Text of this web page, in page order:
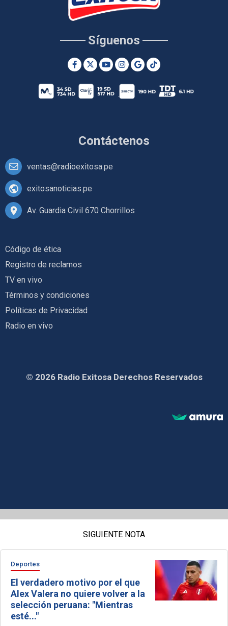
Contáctenos
ventas@radioexitosa.pe
exitosanoticias.pe
Av. Guardia Civil 670 Chorrillos
Síguenos
Código de ética
Registro de reclamos
TV en vivo
Términos y condiciones
Políticas de Privacidad
Radio en vivo
© 2026 Radio Exitosa Derechos Reservados
SIGUIENTE NOTA
Deportes
El verdadero motivo por el que
Alex Valera no quiere volver a la
selección peruana: "Mientras
esté..."